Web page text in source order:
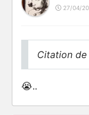
27/04/
Citation de
😭..